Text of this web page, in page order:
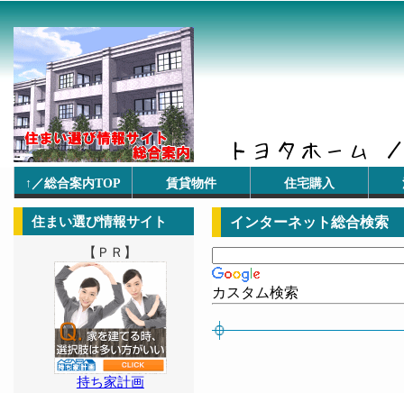
↑／総合案内TOP 賃貸物件 住宅購入
インターネット総合検索
カスタム検索
住まい選び情報サイト
【ＰＲ】
持ち家計画